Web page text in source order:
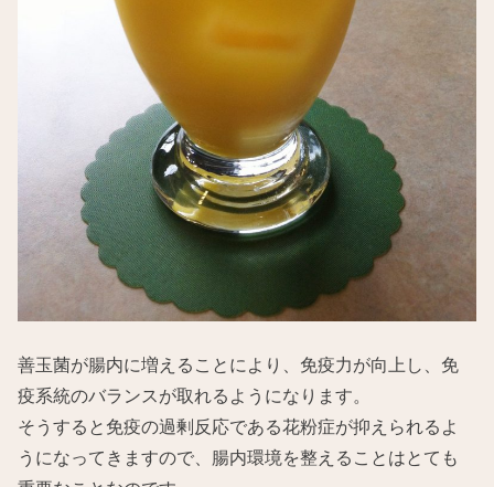
善玉菌が腸内に増えることにより、免疫力が向上し、免
疫系統のバランスが取れるようになります。
そうすると免疫の過剰反応である花粉症が抑えられるよ
うになってきますので、腸内環境を整えることはとても